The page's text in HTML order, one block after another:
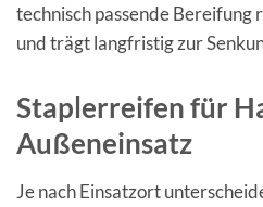
technisch passende
und trägt langfristig zur
Staplerreifen für
Außeneinsatz
Je nach Einsatzort